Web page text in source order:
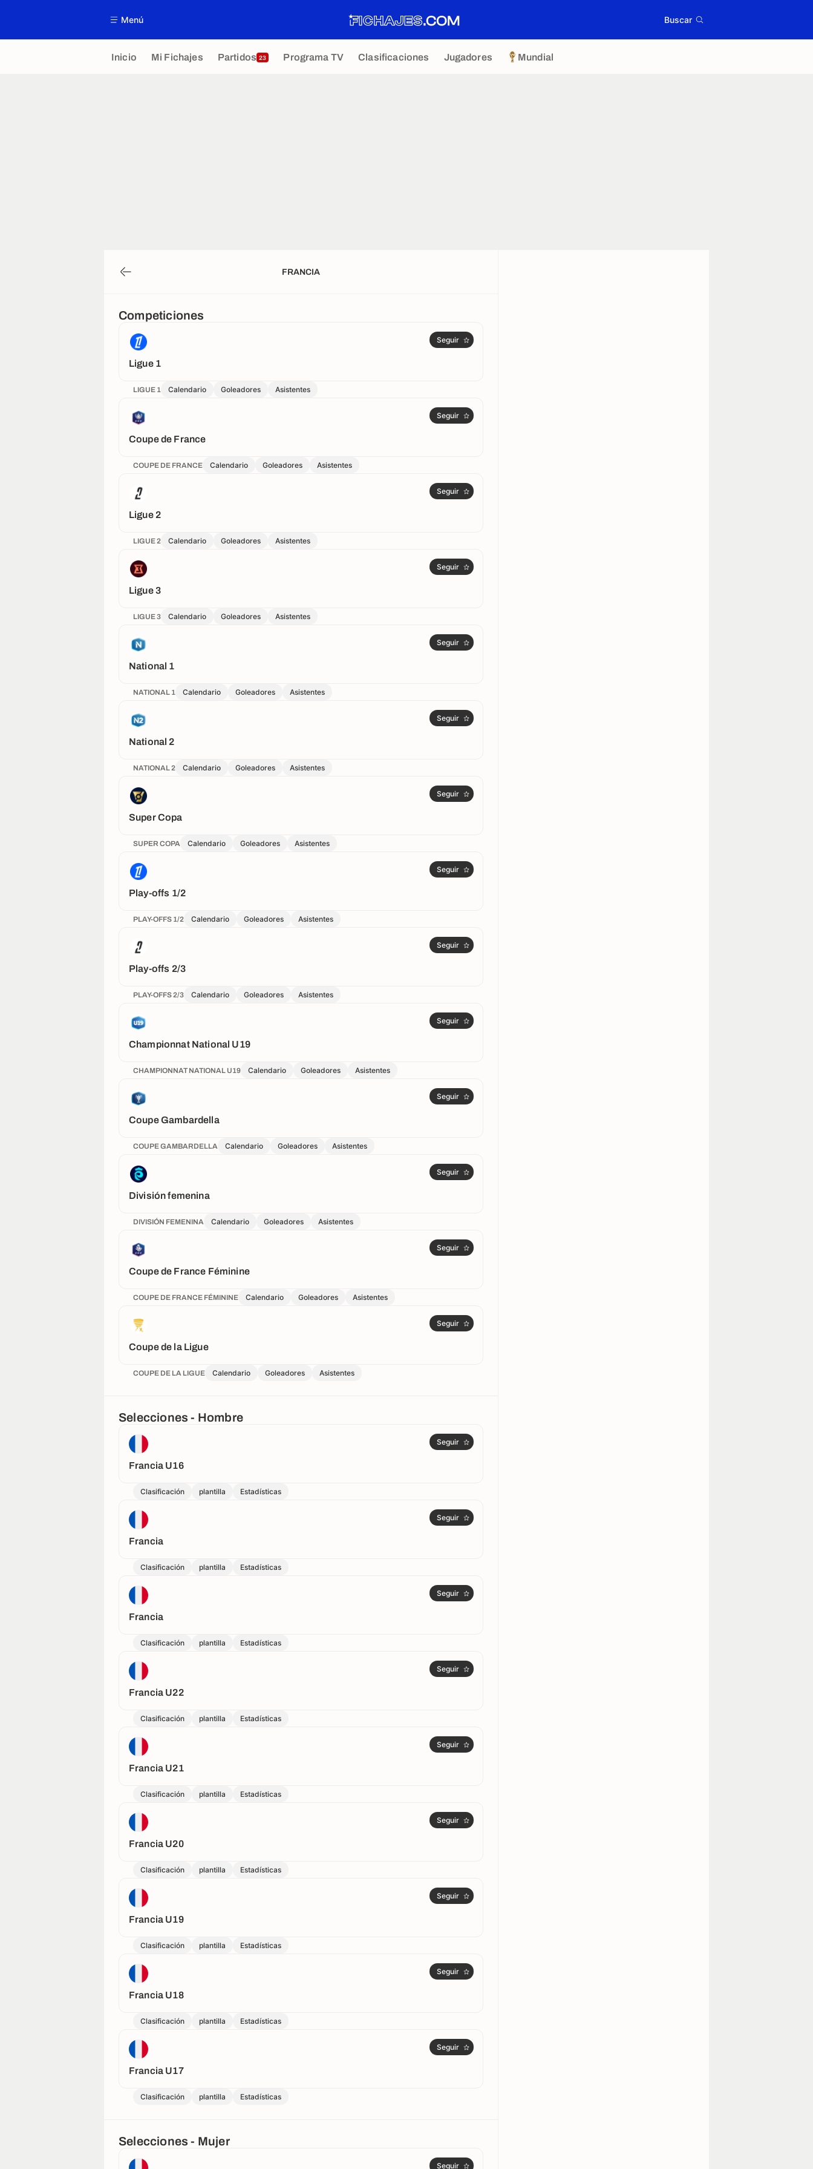
Menú Buscar
Inicio Mi Fichajes Partidos 23 Programa TV Clasificaciones Jugadores Mundial
FRANCIA
Competiciones
Ligue 1
Seguir
LIGUE 1 Calendario Goleadores Asistentes
Coupe de France
Seguir
COUPE DE FRANCE Calendario Goleadores Asistentes
Ligue 2
Seguir
LIGUE 2 Calendario Goleadores Asistentes
Ligue 3
Seguir
LIGUE 3 Calendario Goleadores Asistentes
National 1
Seguir
NATIONAL 1 Calendario Goleadores Asistentes
National 2
Seguir
NATIONAL 2 Calendario Goleadores Asistentes
Super Copa
Seguir
SUPER COPA Calendario Goleadores Asistentes
Play-offs 1/2
Seguir
PLAY-OFFS 1/2 Calendario Goleadores Asistentes
Play-offs 2/3
Seguir
PLAY-OFFS 2/3 Calendario Goleadores Asistentes
Championnat National U19
Seguir
CHAMPIONNAT NATIONAL U19 Calendario Goleadores Asistentes
Coupe Gambardella
Seguir
COUPE GAMBARDELLA Calendario Goleadores Asistentes
División femenina
Seguir
DIVISIÓN FEMENINA Calendario Goleadores Asistentes
Coupe de France Féminine
Seguir
COUPE DE FRANCE FÉMININE Calendario Goleadores Asistentes
Coupe de la Ligue
Seguir
COUPE DE LA LIGUE Calendario Goleadores Asistentes
Selecciones - Hombre
Francia U16
Seguir
Clasificación plantilla Estadísticas
Francia
Seguir
Clasificación plantilla Estadísticas
Francia
Seguir
Clasificación plantilla Estadísticas
Francia U22
Seguir
Clasificación plantilla Estadísticas
Francia U21
Seguir
Clasificación plantilla Estadísticas
Francia U20
Seguir
Clasificación plantilla Estadísticas
Francia U19
Seguir
Clasificación plantilla Estadísticas
Francia U18
Seguir
Clasificación plantilla Estadísticas
Francia U17
Seguir
Clasificación plantilla Estadísticas
Selecciones - Mujer
Seguir